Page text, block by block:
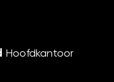
Hoofdkantoor